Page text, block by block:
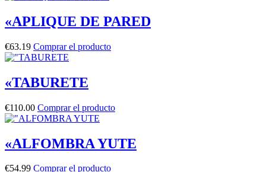
«APLIQUE DE PARED
€63.19 Comprar el producto
«TABURETE
€110.00 Comprar el producto
«ALFOMBRA YUTE
€54.99 Comprar el producto